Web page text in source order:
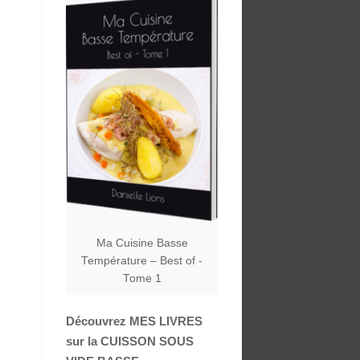
Ma Cuisine Basse
Température – Best of -
Tome 1
Découvrez MES LIVRES
sur la CUISSON SOUS